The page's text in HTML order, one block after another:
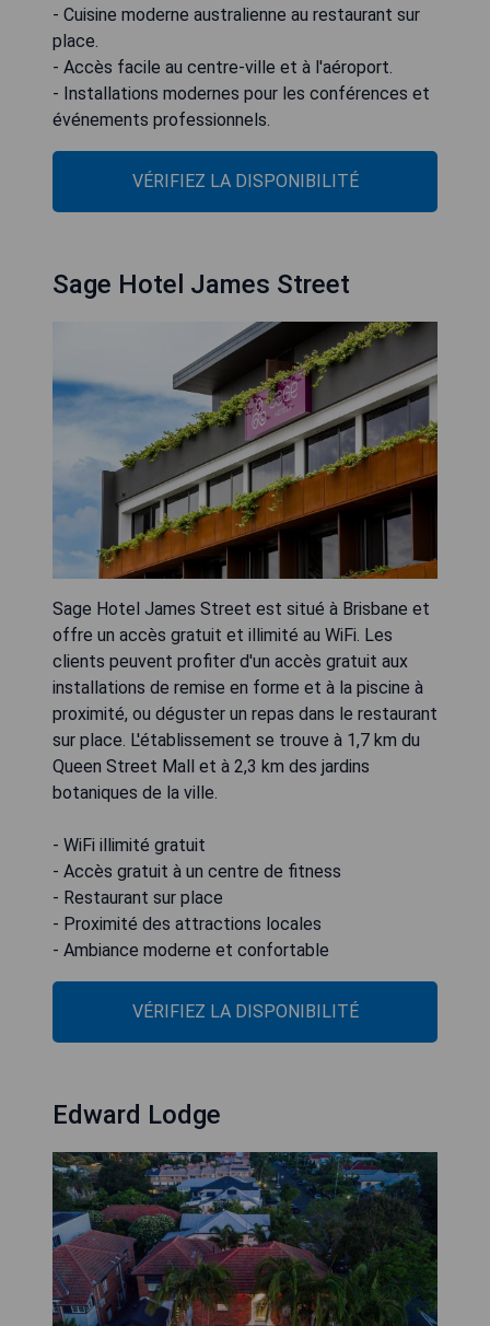
- Cuisine moderne australienne au restaurant sur
place.
- Accès facile au centre-ville et à l'aéroport.
- Installations modernes pour les conférences et
événements professionnels.
VÉRIFIEZ LA DISPONIBILITÉ
Sage Hotel James Street
Sage Hotel James Street est situé à Brisbane et
offre un accès gratuit et illimité au WiFi. Les
clients peuvent profiter d'un accès gratuit aux
installations de remise en forme et à la piscine à
proximité, ou déguster un repas dans le restaurant
sur place. L'établissement se trouve à 1,7 km du
Queen Street Mall et à 2,3 km des jardins
botaniques de la ville.
- WiFi illimité gratuit
- Accès gratuit à un centre de fitness
- Restaurant sur place
- Proximité des attractions locales
- Ambiance moderne et confortable
VÉRIFIEZ LA DISPONIBILITÉ
Edward Lodge